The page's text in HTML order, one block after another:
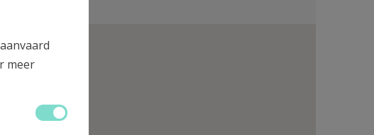
meer